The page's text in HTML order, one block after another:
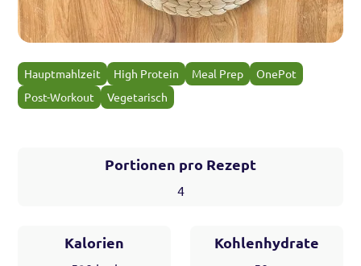
Hauptmahlzeit High Protein Meal Prep
OnePot
Post-Workout
Vegetarisch
Portionen pro Rezept
4
Kalorien Kohlenhydrate